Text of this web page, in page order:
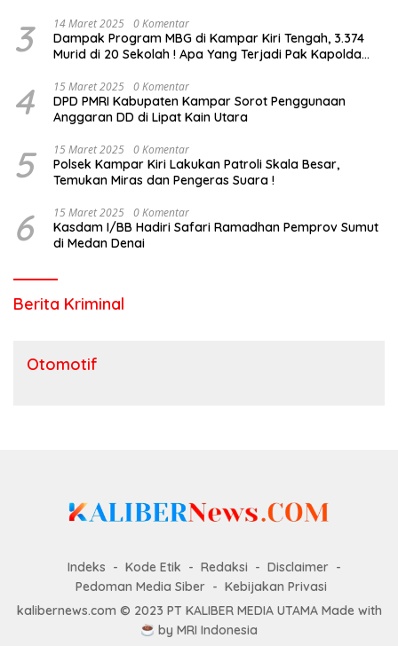
3 14 Maret 2025 0 Komentar
Dampak Program MBG di Kampar Kiri Tengah, 3.374
Murid di 20 Sekolah ! Apa Yang Terjadi Pak Kapolda
4 15 Maret 2025 0 Komentar
DPD PMRI Kabupaten Kampar Sorot Penggunaan
Anggaran DD di Lipat Kain Utara
5 15 Maret 2025 0 Komentar
Polsek Kampar Kiri Lakukan Patroli Skala Besar,
Temukan Miras dan Pengeras Suara !
6 15 Maret 2025 0 Komentar
Kasdam I/BB Hadiri Safari Ramadhan Pemprov Sumut
di Medan Denai
Berita Kriminal
Otomotif
Indeks Kode Etik Redaksi
Disclaimer
Pedoman Media Siber
Kebijakan Privasi
kalibernews.com © 2023 PT KALIBER MEDIA UTAMA Made with
by MRI Indonesia